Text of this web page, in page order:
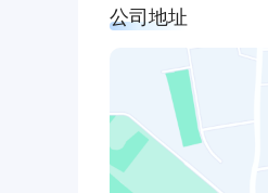
公司地址